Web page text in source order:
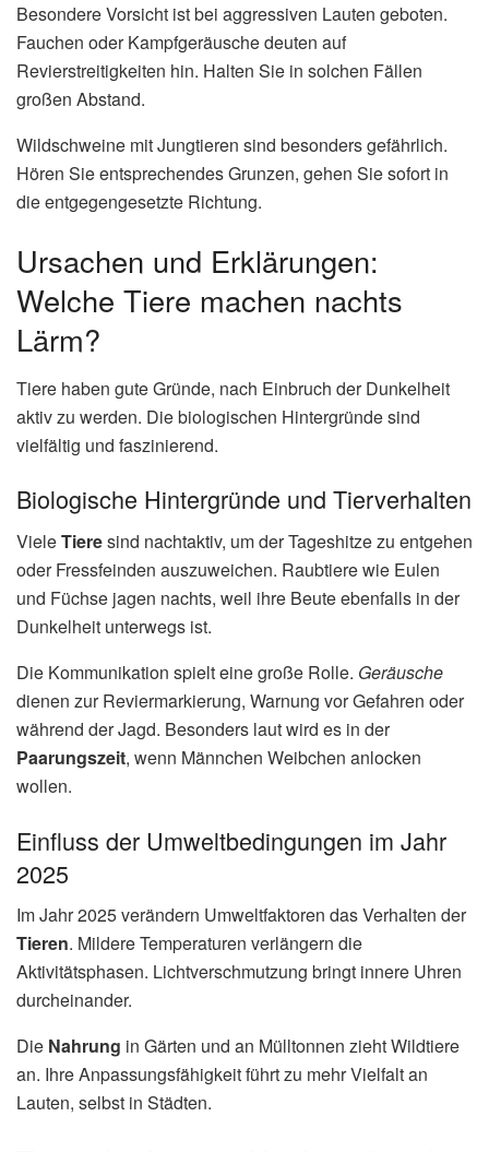
Besondere Vorsicht ist bei aggressiven Lauten geboten.
Fauchen oder Kampfgeräusche deuten auf
Revierstreitigkeiten hin. Halten Sie in solchen Fällen
großen Abstand.
Wildschweine mit Jungtieren sind besonders gefährlich.
Hören Sie entsprechendes Grunzen, gehen Sie sofort in
die entgegengesetzte Richtung.
Ursachen und Erklärungen:
Welche Tiere machen nachts
Lärm?
Tiere haben gute Gründe, nach Einbruch der Dunkelheit
aktiv zu werden. Die biologischen Hintergründe sind
vielfältig und faszinierend.
Biologische Hintergründe und Tierverhalten
VieleTieresind nachtaktiv, um der Tageshitze zu entgehen
oder Fressfeinden auszuweichen. Raubtiere wie Eulen
und Füchse jagen nachts, weil ihre Beute ebenfalls in der
Dunkelheit unterwegs ist.
Die Kommunikation spielt eine große Rolle. Geräusche
dienen zur Reviermarkierung, Warnung vor Gefahren oder
während der Jagd. Besonders laut wird es in der
Paarungszeit, wenn Männchen Weibchen anlocken
wollen.
Einfluss der Umweltbedingungen im Jahr
2025
Im Jahr 2025 verändern Umweltfaktoren das Verhalten der
Tieren. Mildere Temperaturen verlängern die
Aktivitätsphasen. Lichtverschmutzung bringt innere Uhren
durcheinander.
Die Nahrung in Gärten und an Mülltonnen zieht Wildtiere
an. Ihre Anpassungsfähigkeit führt zu mehr Vielfalt an
Lauten, selbst in Städten.